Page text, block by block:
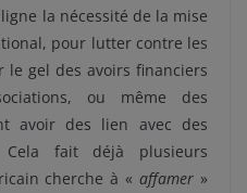
la nécessité de la mise
pour lutter contre les
gel des avoirs financiers
ou même des
avoir des lien avec des
Cela fait déjà plusieurs
cherche à «affamer »